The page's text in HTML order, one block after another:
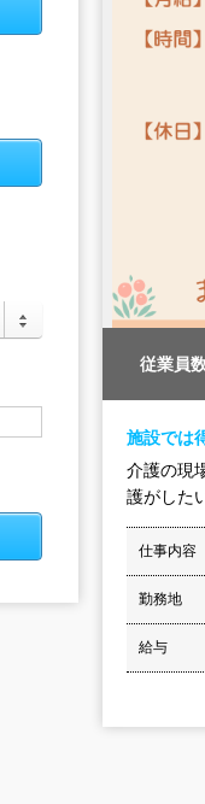
従業員
施設では
介護の現
護がした
仕事内容
勤務地
給与